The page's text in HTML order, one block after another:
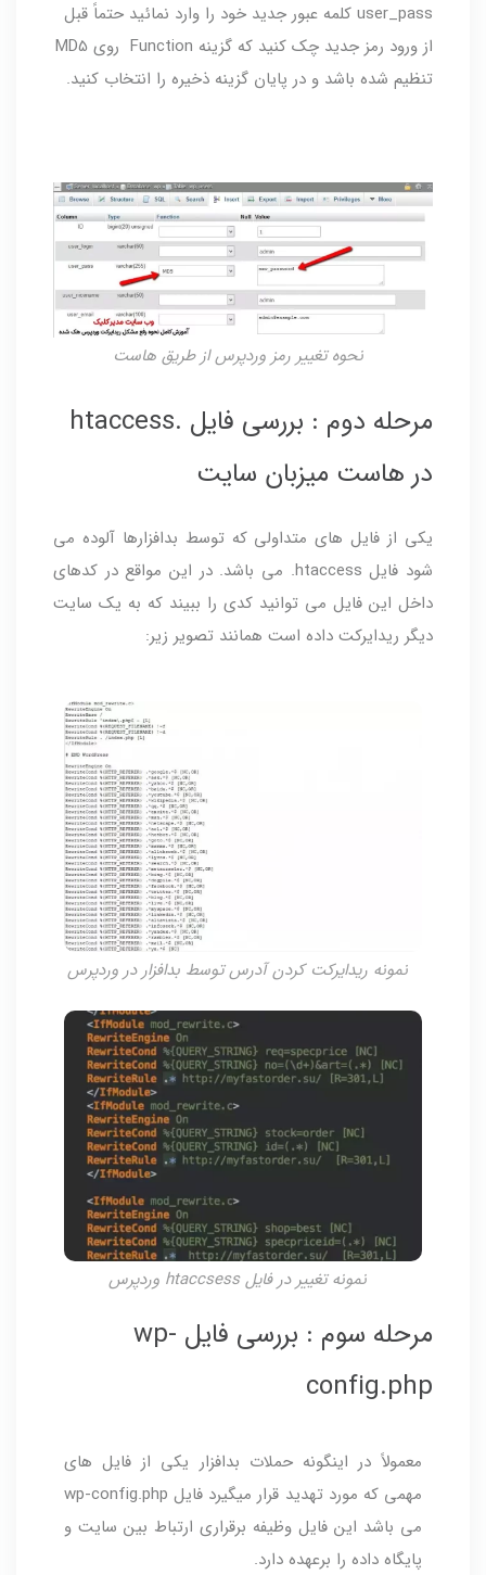
user_pass کلمه عبور جدید خود را وارد نمائید حتماً قبل
از ورود رمز جدید چک کنید که گزینه Function روی MD5
تنظیم شده باشد و در پایان گزینه ذخیره را انتخاب کنید.
نحوه تغییر رمز وردپرس از طریق هاست
مرحله دوم : بررسی فایل .htaccess
در هاست میزبان سایت
یکی از فایل های متداولی که توسط بدافزارها آلوده می
شود فایل htaccess. می باشد. در این مواقع در کدهای
داخل این فایل می توانید کدی را ببیند که به یک سایت
دیگر ریدایرکت داده است همانند تصویر زیر:
نمونه ریدایرکت کردن آدرس توسط بدافزار در وردپرس
نمونه تغییر در فایل htaccsess وردپرس
مرحله سوم : بررسی فایل wp-
config.php
معمولاً در اینگونه حملات بدافزار یکی از فایل های
مهمی که مورد تهدید قرار میگیرد فایل wp-config.php
می باشد این فایل وظیفه برقراری ارتباط بین سایت و
پایگاه داده را برعهده دارد.